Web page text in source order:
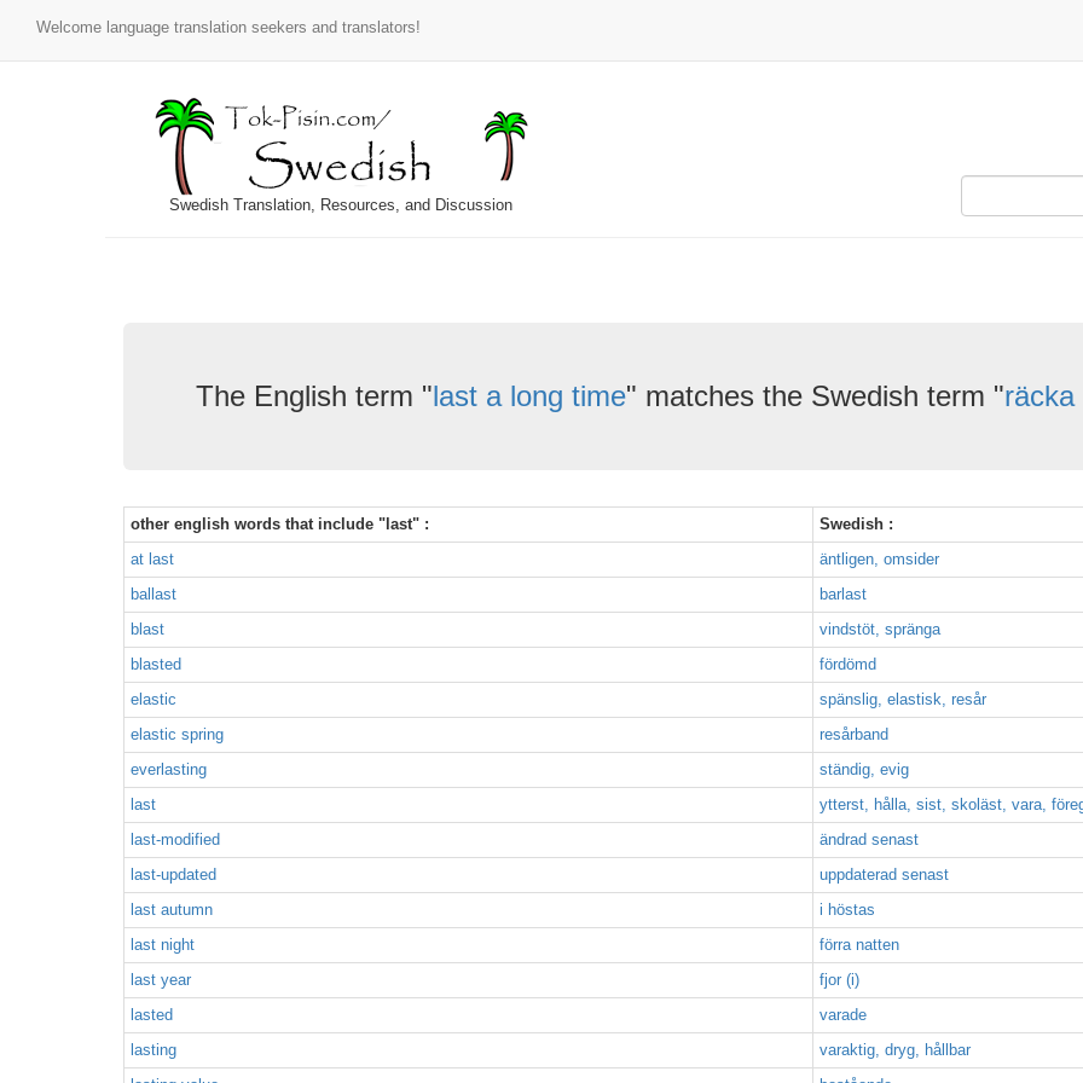
Welcome language translation seekers and translators!
Swedish Translation, Resources, and Discussion
The English term "last a long time" matches the Swedish term "räcka
other english words that include "last" :
Swedish :
at last
äntligen, omsider
ballast
barlast
blast
vindstöt, spränga
blasted
fördömd
elastic
spänslig, elastisk, resår
elastic spring
resårband
everlasting
ständig, evig
last
ytterst, hålla, sist, skoläst, vara,
last-modified
ändrad senast
last-updated
uppdaterad senast
last autumn
i höstas
last night
förra natten
last year
fjor (i)
lasted
varade
lasting
varaktig, dryg, hållbar